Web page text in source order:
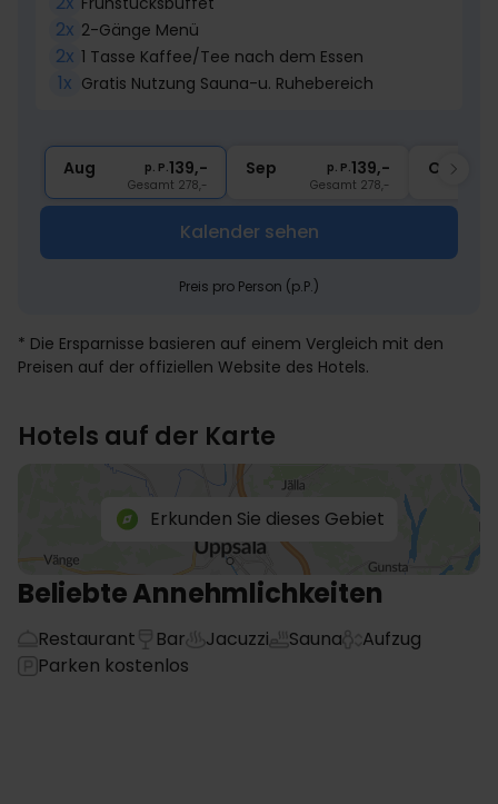
2x 2-Gänge Menü
2x 1 Tasse Kaffee/Tee nach dem Essen
1x Gratis Nutzung Sauna-u. Ruhebereich
Aug p. P.139,-
Gesamt 278,-
Sep p. P.139,-
Gesamt 278,-
Okt
Kalender sehen
Preis pro Person (p.P.)
* Die Ersparnisse basieren auf einem Vergleich mit den
Preisen auf der offiziellen Website des Hotels.
Hotels auf der Karte
Erkunden Sie dieses Gebiet
Beliebte Annehmlichkeiten
Restaurant Bar Jacuzzi Sauna
Aufzug
Parken kostenlos